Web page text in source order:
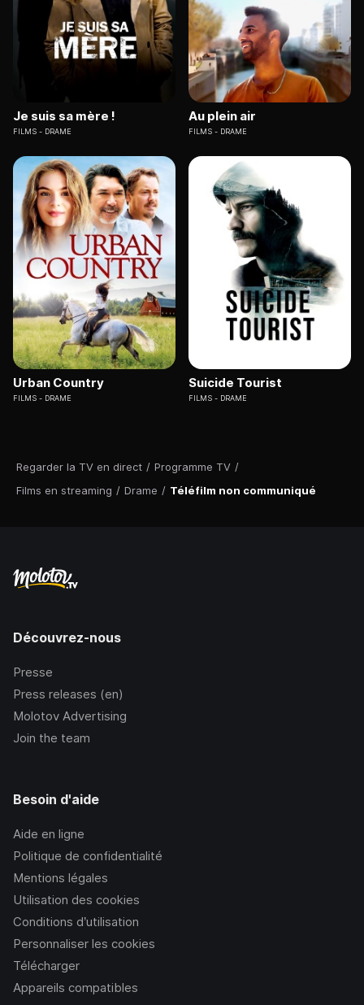
Regarder la TV en direct / Programme TV /
Films en streaming / Drame / Téléfilm non communiqué
Je suis sa mère !
FILMS DRAME
Au plein air
FILMS DRAME
Urban Country
FILMS DRAME
Suicide Tourist
FILMS DRAME
Découvrez-nous
Presse
Press releases (en)
Molotov Advertising
Join the team
Besoin d'aide
Aide en ligne
Politique de confidentialité
Mentions légales
Utilisation des cookies
Conditions d’utilisation
Personnaliser les cookies
Télécharger
Appareils compatibles